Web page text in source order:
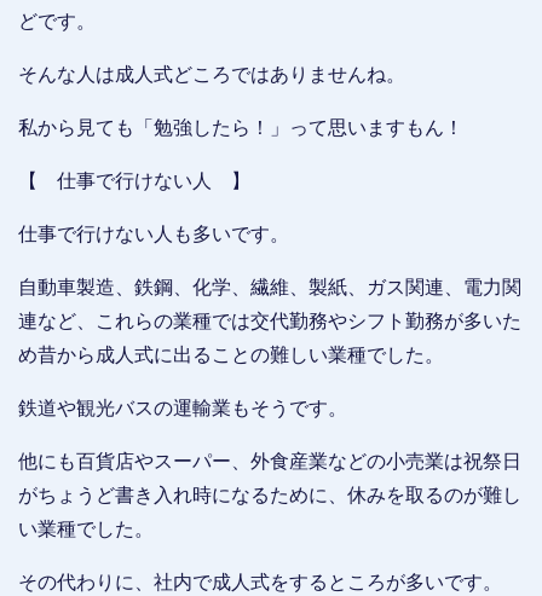
どです。
そんな人は成人式どころではありませんね。
私から見ても「勉強したら！」って思いますもん！
【 仕事で行けない人 】
仕事で行けない人も多いです。
自動車製造、鉄鋼、化学、繊維、製紙、ガス関連、電力関
連など、これらの業種では交代勤務やシフト勤務が多いた
め昔から成人式に出ることの難しい業種でした。
鉄道や観光バスの運輸業もそうです。
他にも百貨店やスーパー、外食産業などの小売業は祝祭日
がちょうど書き入れ時になるために、休みを取るのが難し
い業種でした。
その代わりに、社内で成人式をするところが多いです。